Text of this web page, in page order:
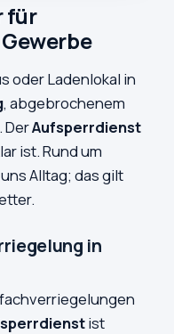
für
oder Ladenlokal in
, abgebrochenem
DerAufsperrdienst
ist. Rund um
Alltag; das gilt
in
ist